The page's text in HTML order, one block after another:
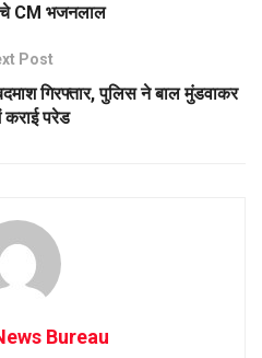
CM भजनलाल
Post
गिरफ्तार, पुलिस ने बाल मुंडवाकर
कराई परेड
Bureau